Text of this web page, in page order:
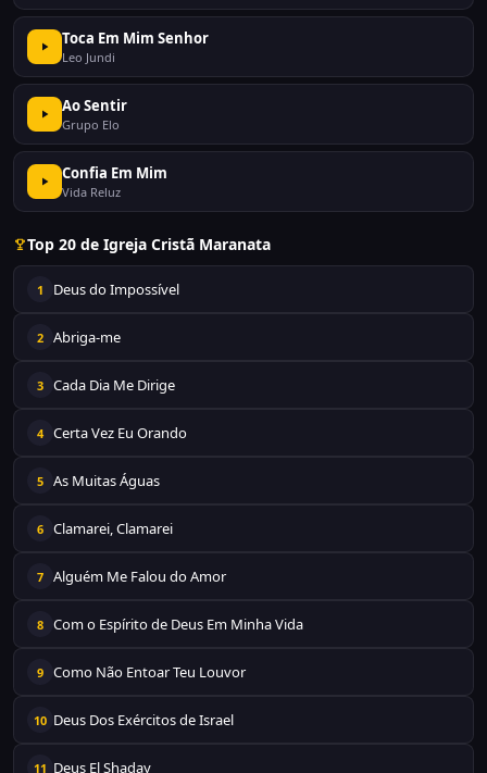
Toca Em Mim Senhor
Leo Jundi
Ao Sentir
Grupo Elo
Confia Em Mim
Vida Reluz
Top 20 de Igreja Cristã Maranata
1 Deus do Impossível
2 Abriga-me
3 Cada Dia Me Dirige
4 Certa Vez Eu Orando
5 As Muitas Águas
6 Clamarei, Clamarei
7 Alguém Me Falou do Amor
8 Com o Espírito de Deus Em Minha Vida
9 Como Não Entoar Teu Louvor
10 Deus Dos Exércitos de Israel
11 Deus El Shaday